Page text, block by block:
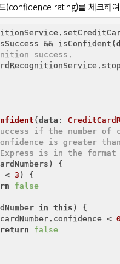
(confidence rating)를 체크하
&& isConfident(
success.
( data :
if the number of
is greater
is in the format
{
< 3 ) {
false
in this ) {
<
return
false